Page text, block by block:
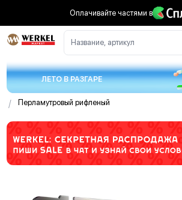
Оплачивайте частями в
Название, артикул
ЛЕТО В РАЗГАРЕ
/ Перламутровый рифленый